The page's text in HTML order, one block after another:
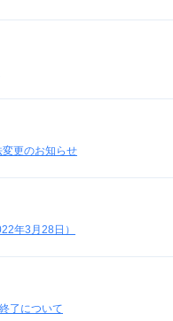
更のお知らせ
年3月28日）
了について